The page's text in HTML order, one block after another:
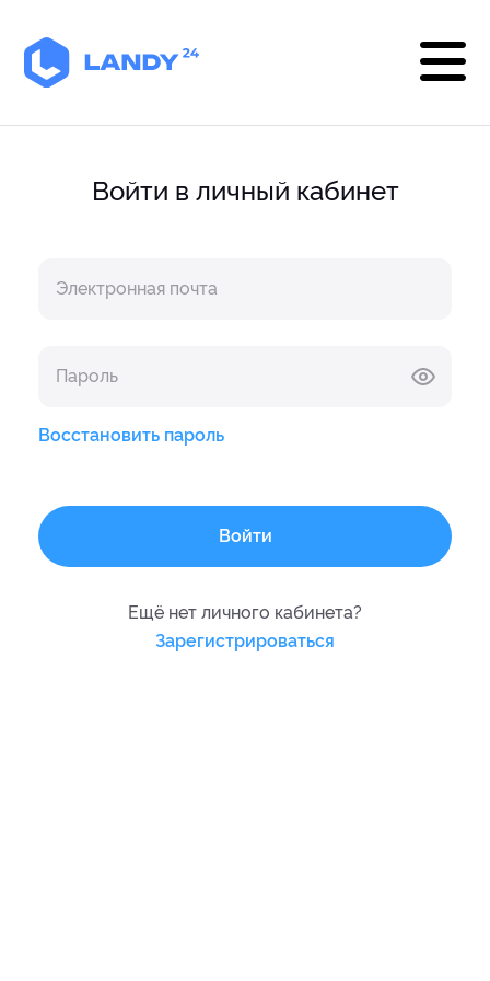
Войти в личный кабинет
Электронная почта
Пароль
Восстановить пароль
Войти
Ещё нет личного кабинета?
Зарегистрироваться